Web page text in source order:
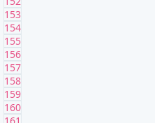
153
154
155
156
157
158
159
160